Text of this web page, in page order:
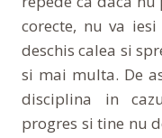
corecte, nu va
deschis calea si
si mai multa. De
disciplina in
progres si tine nu